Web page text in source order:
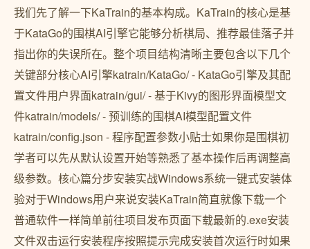
我们先了解一下KaTrain的基本构成。KaTrain的核心是基
于KataGo的围棋AI引擎它能够分析棋局、推荐最佳落子并
指出你的失误所在。整个项目结构清晰主要包含以下几个
关键部分核心AI引擎katrain/KataGo/ - KataGo引擎及其配
置文件用户界面katrain/gui/ - 基于Kivy的图形界面模型文
件katrain/models/ - 预训练的围棋AI模型配置文件
katrain/config.json - 程序配置参数小贴士如果你是围棋初
学者可以先从默认设置开始等熟悉了基本操作后再调整高
级参数。核心篇分步安装实战Windows系统一键式安装体
验对于Windows用户来说安装KaTrain简直就像下载一个
普通软件一样简单前往项目发布页面下载最新的.exe安装
文件双击运行安装程序按照提示完成安装首次运行时如果